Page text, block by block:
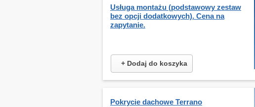
Usługa montażu (podstawowy zestaw
bez opcji dodatkowych). Cena na
zapytanie.
+ Dodaj do koszyka
Pokrycie dachowe Terrano